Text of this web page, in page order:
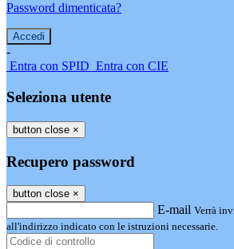
Password dimenticata?
-
Entra con SPID Entra con CIE
Seleziona utente
button close ×
Recupero password
button close ×
E-mail Verrà
all'indirizzo indicato con le istruzioni necessarie.